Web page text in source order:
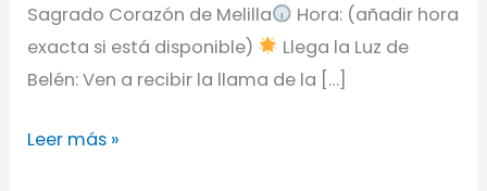
Sagrado Corazón de Melilla
Hora: (añadir hora
exacta si está disponible)
Llega la Luz de
Belén: Ven a recibir la llama de la […]
Leer más »